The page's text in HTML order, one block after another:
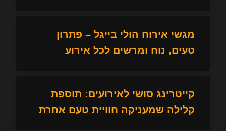
מגשי אירוח הולי בייגל – פתרון
טעים, נוח ומרשים לכל אירוע
קייטרינג סושי לאירועים: תוספת
קלילה שמעניקה חוויית טעם אחרת